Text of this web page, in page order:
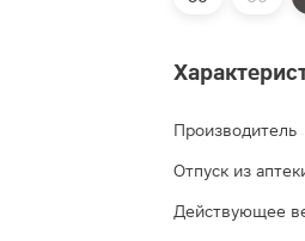
Производитель
Отпуск из
Действующее